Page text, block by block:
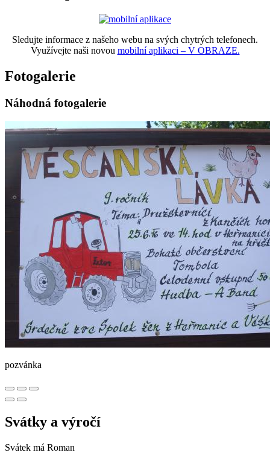
Sledujte informace z našeho webu na svých chytrých telefonech.
Využívejte naši novou mobilní aplikaci – V OBRAZE.
Fotogalerie
Náhodná fotogalerie
pozvánka
Svátky a výročí
Svátek má Roman